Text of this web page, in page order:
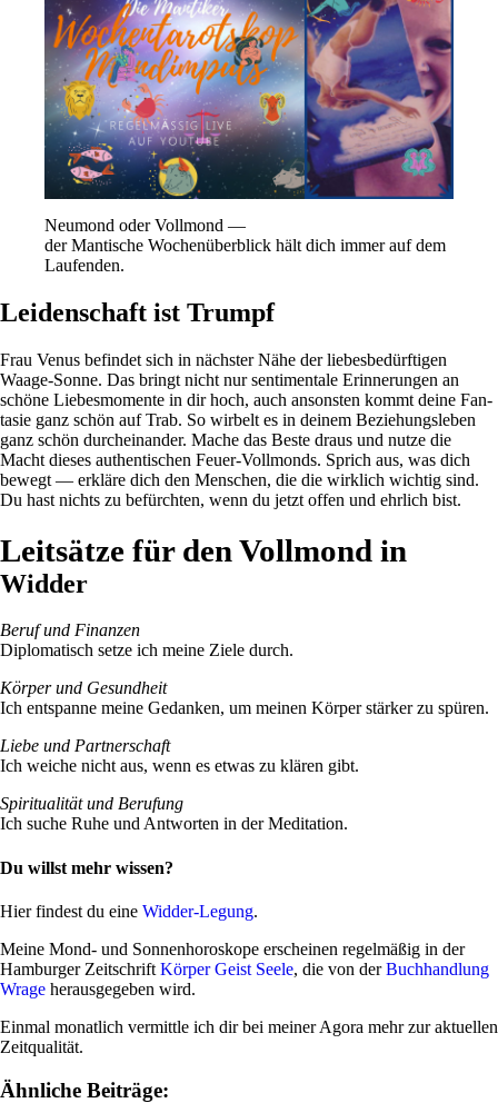
Neu­mond oder Voll­mond —
der Man­ti­sche Wochen­über­blick hält dich immer auf dem
Laufenden.
Leidenschaft ist Trumpf
Frau Venus befindet sich in näch­ster Nähe der lie­bes­be­dürf­tigen
Waage-Sonne. Das bringt nicht nur sen­ti­men­tale Erin­ne­rungen an
schöne Lie­bes­mo­mente in dir hoch, auch anson­sten kommt deine Fan­
tasie ganz schön auf Trab. So wir­belt es in deinem Bezie­hungs­leben
ganz schön durch­ein­ander. Mache das Beste draus und nutze die
Macht dieses authen­ti­schen Feuer-Voll­monds. Sprich aus, was dich
bewegt — erkläre dich den Men­schen, die die wirk­lich wichtig sind.
Du hast nichts zu befürchten, wenn du jetzt offen und ehr­lich bist.
Leitsätze für den Vollmond in
Widder
Beruf und Finanzen
Diplo­ma­tisch setze ich meine Ziele durch.
Körper und Gesund­heit
Ich ent­spanne meine Gedanken, um meinen Körper stärker zu spüren.
Liebe und Part­ner­schaft
Ich weiche nicht aus, wenn es etwas zu klären gibt.
Spi­ri­tua­lität und Beru­fung
Ich suche Ruhe und Ant­worten in der Meditation.
Du willst mehr wissen?
Hier fin­dest du eine Widder-Legung.
Meine Mond- und Son­nen­ho­ro­skope erscheinen regel­mäßig in der
Ham­burger Zeit­schrift Körper Geist Seele, die von derBuch­hand­lung
Wrage her­aus­ge­geben wird.
Einmal monat­lich ver­mittle ich dir bei meiner Agora mehr zur aktu­ellen
Zeitqualität.
Ähnliche Beiträge: